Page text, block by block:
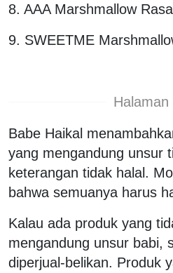
8. AAA Marshmallow
9. SWEETME
Halaman
Babe Haikal
yang mengandung unsur
keterangan tidak halal.
bahwa semuanya harus
Kalau ada produk yang
mengandung unsur babi,
diperjual-belikan. Produk